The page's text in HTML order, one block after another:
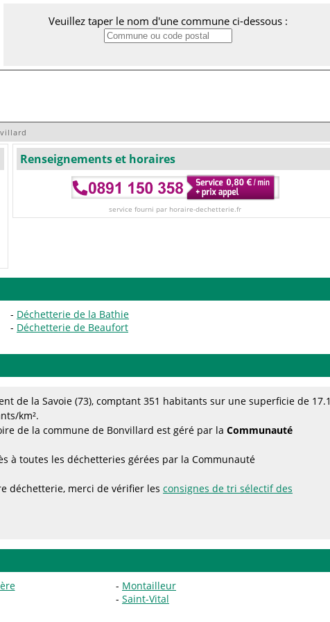
Veuillez taper le nom d'une commune ci-dessous :
Renseignements et horaires
service fourni par horaire-dechetterie.fr
Déchetterie de la Bathie
Déchetterie de Beaufort
de la Savoie (73), comptant 351 habitants sur une superficie de 17.1
km².
de la commune de Bonvillard est géré par la Communauté
à toutes les déchetteries gérées par la Communauté
déchetterie, merci de vérifier les consignes de tri sélectif des
Montailleur
Saint-Vital